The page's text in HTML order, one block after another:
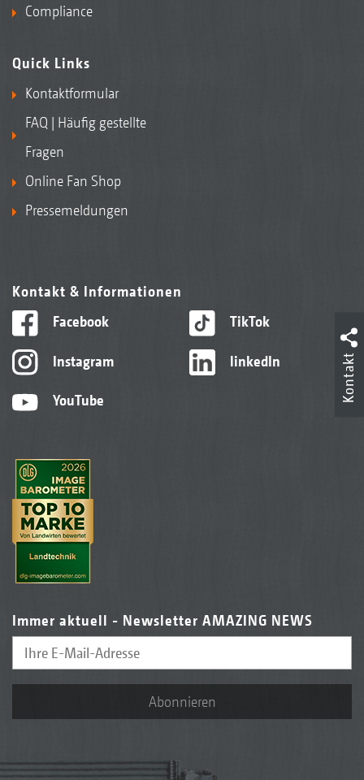
Compliance
Quick Links
Kontaktformular
FAQ | Häufig gestellte
Fragen
Online Fan Shop
Pressemeldungen
Kontakt & Informationen
Facebook
Instagram
YouTube
TikTok
linkedIn
Immer aktuell - Newsletter AMAZING NEWS
Abonnieren
Kontakt